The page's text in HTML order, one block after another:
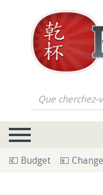
Que cherchez-
💶 Budget 💴